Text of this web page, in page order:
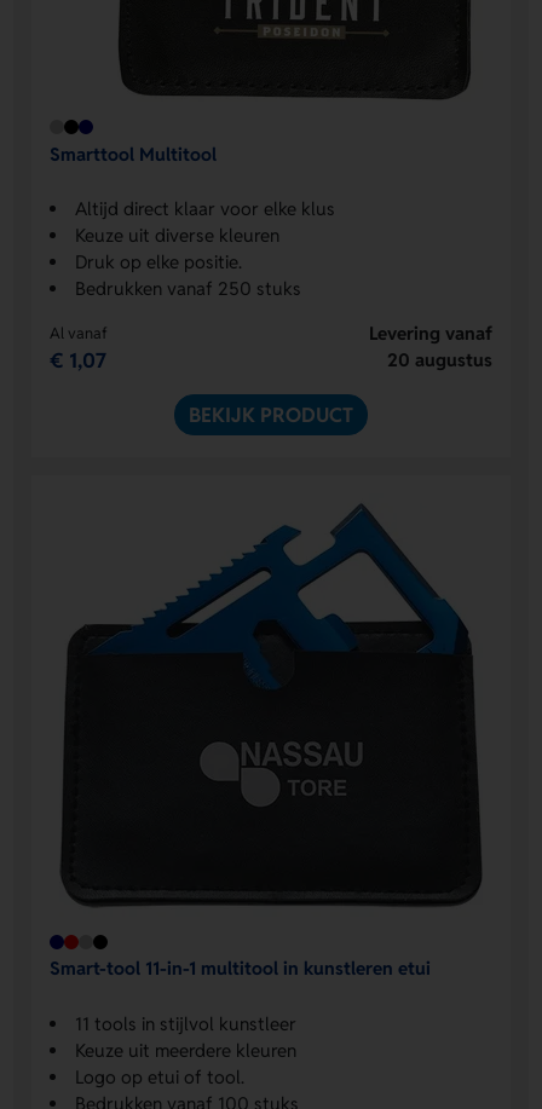
Smarttool Multitool
Altijd direct klaar voor elke klus
Keuze uit diverse kleuren
Druk op elke positie.
Bedrukken vanaf 250 stuks
Al vanaf
€ 1,07
Levering vanaf
20 augustus
BEKIJK PRODUCT
Smart-tool 11-in-1 multitool in kunstleren etui
11 tools in stijlvol kunstleer
Keuze uit meerdere kleuren
Logo op etui of tool.
Bedrukken vanaf 100 stuks